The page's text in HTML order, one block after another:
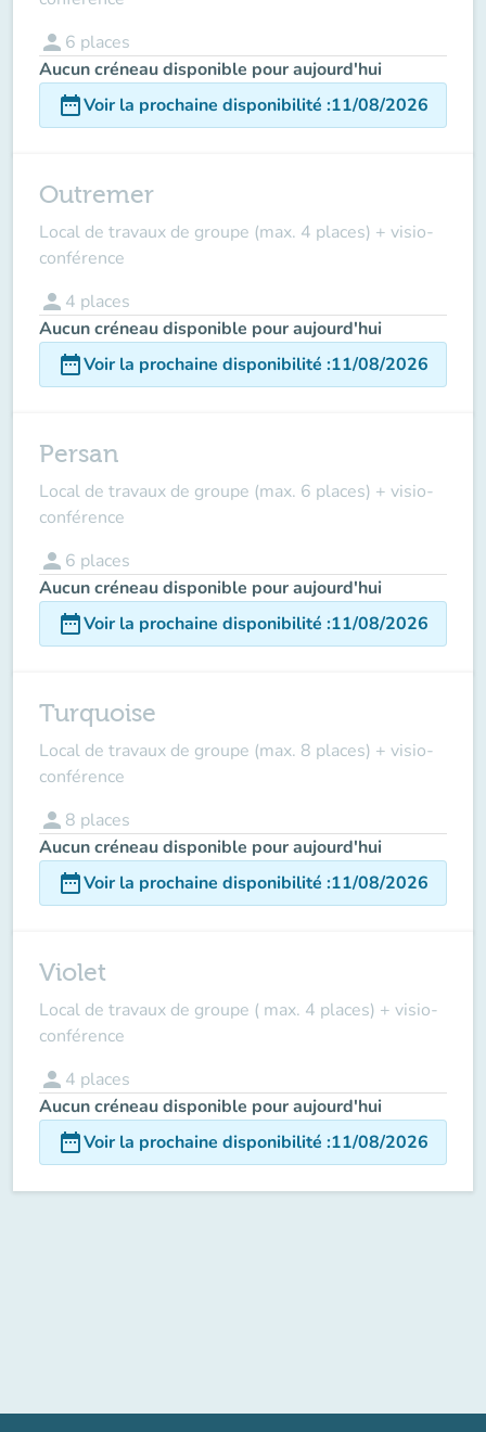
person 6 places
Aucun créneau disponible pour aujourd'hui
date_rangeVoir la prochaine disponibilité :11/08/2026
Outremer
Local de travaux de groupe (max. 4 places) + visio-
conférence
person 4 places
Aucun créneau disponible pour aujourd'hui
date_rangeVoir la prochaine disponibilité :11/08/2026
Persan
Local de travaux de groupe (max. 6 places) + visio-
conférence
person 6 places
Aucun créneau disponible pour aujourd'hui
date_rangeVoir la prochaine disponibilité :11/08/2026
Turquoise
Local de travaux de groupe (max. 8 places) + visio-
conférence
person 8 places
Aucun créneau disponible pour aujourd'hui
date_rangeVoir la prochaine disponibilité :11/08/2026
Violet
Local de travaux de groupe ( max. 4 places) + visio-
conférence
person 4 places
Aucun créneau disponible pour aujourd'hui
date_rangeVoir la prochaine disponibilité :11/08/2026